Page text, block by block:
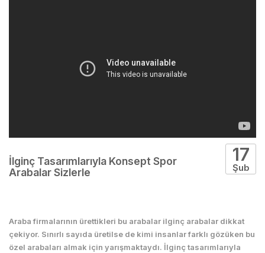
İlginç Tasarımlarıyla Konsept Spor
Arabalar Sizlerle
17
Şub
Araba firmalarının ürettikleri bu arabalar ilginç arabalar dikkat
çekiyor. Sınırlı sayıda üretilse de kimi insanlar farklı gözüken bu
özel arabaları almak için yarışmaktaydı. İlginç tasarımlarıyla